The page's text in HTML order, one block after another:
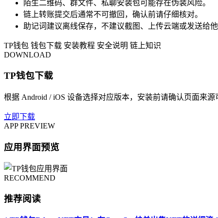
陌生二维码、群文件、私聊安装包可能存在伪装风险。
链上转账提交后通常不可撤回，确认前请仔细核对。
助记词建议离线保存，不建议截图、上传云端或发送给他
TP钱包 钱包下载 安装教程 安全说明 链上知识
DOWNLOAD
TP钱包下载
根据 Android / iOS 设备选择对应版本，安装前请确认页面来源
立即下载
APP PREVIEW
应用界面预览
RECOMMEND
推荐阅读